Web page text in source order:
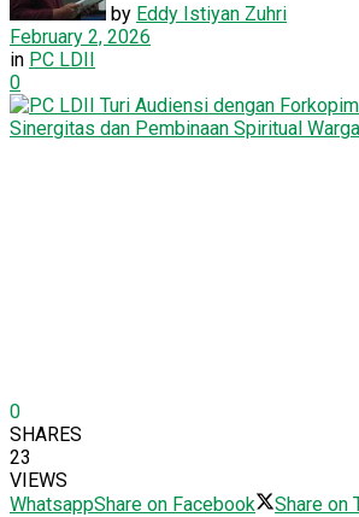
by Eddy Istiyan Zuhri
February 2, 2026
in PC LDII
0
0
SHARES
23
VIEWS
WhatsappShare on Facebook Share on